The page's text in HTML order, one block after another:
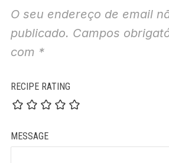
O seu endereço de email
publicado. Campos
com *
RECIPE RATING
MESSAGE